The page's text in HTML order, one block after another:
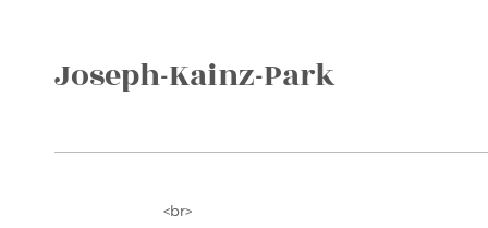
Joseph-Kainz-Park
<br>